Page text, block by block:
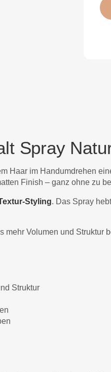
Spray
Haar im Handumdrehen
Finish – ganz ohne zu
Styling. Das Spray
mehr Volumen und Struktur
Struktur